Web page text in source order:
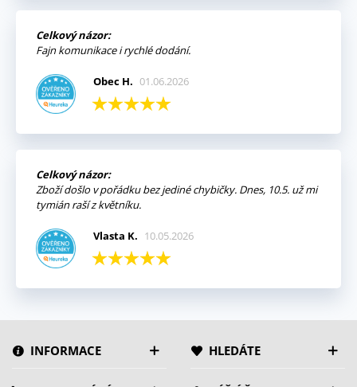
Celkový názor:
Fajn komunikace i rychlé dodání.
Obec H. 01.06.2026
Celkový názor:
Zboží došlo v pořádku bez jediné chybičky. Dnes, 10.5. už mi
tymián raší z květníku.
Vlasta K. 10.05.2026
INFORMACE HLEDÁTE